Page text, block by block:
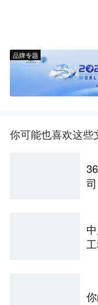
品牌专题
你可能也喜欢这些